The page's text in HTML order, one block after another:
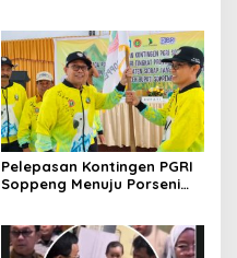
Layanan Paspor Akhir
Pekan
Pelepasan Kontingen PGRI
Soppeng Menuju Porseni
Nama Bumi Latemmamala